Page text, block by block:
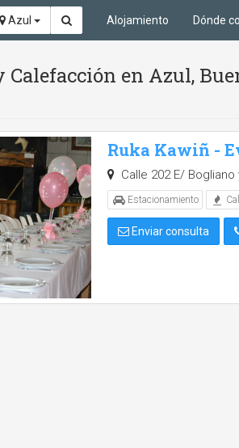
Azul Alojamiento Dónde
en Azul,
Ruka Kawiñ -
Calle 202 E/ Bogliano
Estacionamiento
Enviar consulta